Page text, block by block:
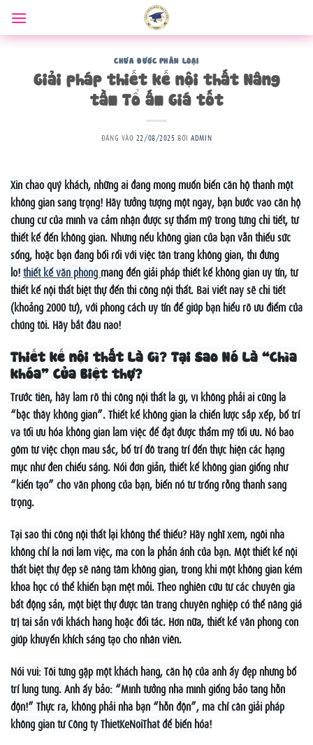
qua
nội
CHƯA ĐƯỢC PHÂN LOẠI
Giải pháp thiết kế nội thất Nâng
tầm Tổ ấm Giá tốt
ĐĂNG VÀO 22/08/2025 BỞIADMIN
Xin chào quý khách, những ai đang mong muốn biến căn hộ thành một
không gian sang trọng! Hãy tưởng tượng một ngày, bạn bước vào căn hộ
chung cư của mình và cảm nhận được sự thẩm mỹ trong từng chi tiết, từ
thiết kế đến không gian. Nhưng nếu không gian của bạn vẫn thiếu sức
sống, hoặc bạn đang bối rối với việc tân trang không gian, thì đừng
lo!thiết kế văn phòng mang đến giải pháp thiết kế không gian uy tín, từ
thiết kế nội thất biệt thự đến thi công nội thất. Bài viết này sẽ chi tiết
(khoảng 2000 từ), với phong cách uy tín để giúp bạn hiểu rõ ưu điểm của
chúng tôi. Hãy bắt đầu nào!
Thiết kế nội thất Là Gì? Tại Sao Nó Là “Chìa
khóa” Của Biệt thự?
Trước tiên, hãy làm rõ thi công nội thất là gì, vì không phải ai cũng là
“bậc thầy không gian”. Thiết kế không gian là chiến lược sắp xếp, bố trí
và tối ưu hóa không gian làm việc để đạt được thẩm mỹ tối ưu. Nó bao
gồm từ việc chọn màu sắc, bố trí đồ trang trí đến thực hiện các hạng
mục như đèn chiếu sáng. Nói đơn giản, thiết kế không gian giống như
“kiến tạo” cho văn phòng của bạn, biến nó từ trống rỗng thành sang
trọng.
Tại sao thi công nội thất lại không thể thiếu? Hãy nghĩ xem, ngôi nhà
không chỉ là nơi làm việc, mà còn là phản ánh của bạn. Một thiết kế nội
thất biệt thự đẹp sẽ nâng tầm không gian, trong khi một không gian kém
khoa học có thể khiến bạn mệt mỏi. Theo nghiên cứu từ các chuyên gia
bất động sản, một biệt thự được tân trang chuyên nghiệp có thể nâng giá
trị tài sản với khách hàng hoặc đối tác. Hơn nữa, thiết kế văn phòng còn
giúp khuyến khích sáng tạo cho nhân viên.
Nói vui: Tôi từng gặp một khách hàng, căn hộ của anh ấy đẹp nhưng bố
trí lung tung. Anh ấy bảo: “Mình tưởng nhà mình giống bảo tàng hỗn
độn!” Thực ra, không phải nhà bạn “hỗn độn”, mà chỉ cần giải pháp
không gian từ Công ty ThietKeNoiThat để biến hóa!